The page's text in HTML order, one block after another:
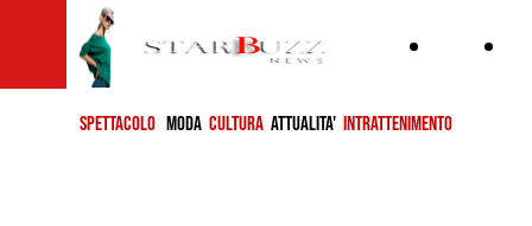
SPETTACOLO MODA CULTURA ATTUALITA' INTRATTENIMENTO